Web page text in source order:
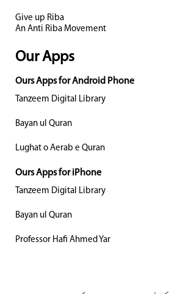
Give up Riba
An Anti Riba Movement
Our Apps
Ours Apps for Android Phone
Tanzeem Digital Library
Bayan ul Quran
Lughat o Aerab e Quran
Ours Apps for iPhone
Tanzeem Digital Library
Bayan ul Quran
Professor Hafi Ahmed Yar